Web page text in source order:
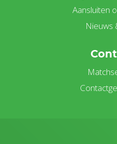
Aansluiten
Nieuws